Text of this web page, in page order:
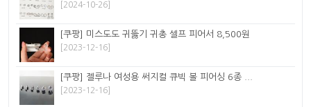
[2024-10-26]
[쿠팡] 미스도도 귀뚫기 귀총 셀프 피어서 8,500원
[2023-12-16]
[쿠팡] 젤루나 여성용 써지컬 큐빅 볼 피어싱 6종 ...
[2023-12-16]